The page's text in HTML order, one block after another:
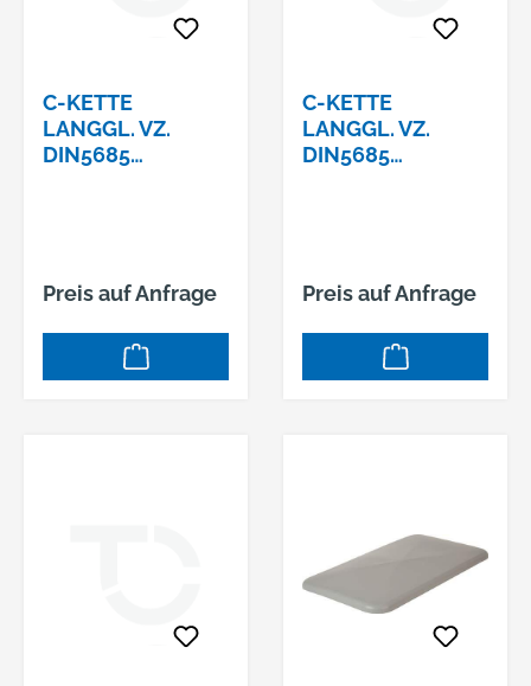
C-KETTE
LANGGL. VZ.
DIN5685
Preis auf Anfrage
C-KETTE
LANGGL. VZ.
DIN5685
Preis auf Anfrage